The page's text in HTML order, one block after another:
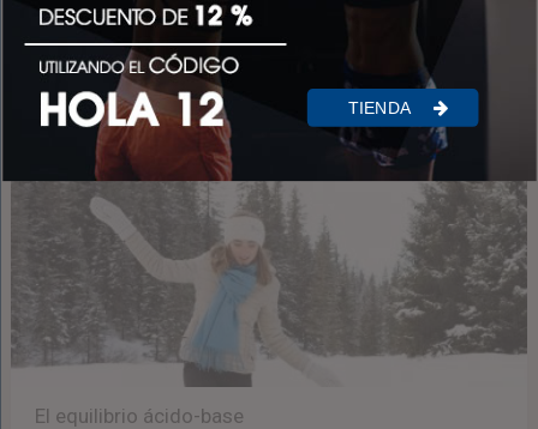
Cuida tu piel con la Vitamina E
16 MARZO, 2020
El equilibrio ácido-base
TIENDA